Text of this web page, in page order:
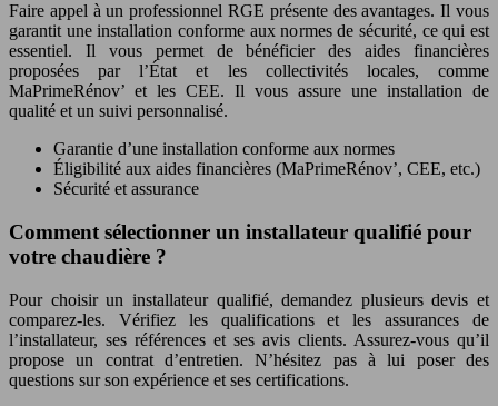
Faire appel à un professionnel RGE présente des avantages. Il vous
garantit une installation conforme aux normes de sécurité, ce qui est
essentiel. Il vous permet de bénéficier des aides financières
proposées par l’État et les collectivités locales, comme
MaPrimeRénov’ et les CEE. Il vous assure une installation de
qualité et un suivi personnalisé.
Garantie d’une installation conforme aux normes
Éligibilité aux aides financières (MaPrimeRénov’, CEE, etc.)
Sécurité et assurance
Comment sélectionner un installateur qualifié pour
votre chaudière ?
Pour choisir un installateur qualifié, demandez plusieurs devis et
comparez-les. Vérifiez les qualifications et les assurances de
l’installateur, ses références et ses avis clients. Assurez-vous qu’il
propose un contrat d’entretien. N’hésitez pas à lui poser des
questions sur son expérience et ses certifications.